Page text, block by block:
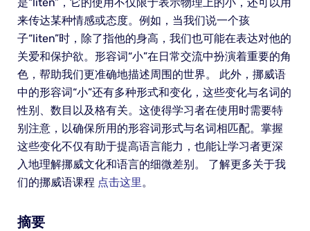
来传达某种情感或态度。例如，当我们说一个孩
子“liten”时，除了指他的身高，我们也可能在表达对他的
关爱和保护欲。形容词“小”在日常交流中扮演着重要的角
色，帮助我们更准确地描述周围的世界。 此外，挪威语
中的形容词“小”还有多种形式和变化，这些变化与名词的
性别、数目以及格有关。这使得学习者在使用时需要特
别注意，以确保所用的形容词形式与名词相匹配。掌握
这些变化不仅有助于提高语言能力，也能让学习者更深
入地理解挪威文化和语言的细微差别。 了解更多关于我
们的挪威语课程 点击这里。
摘要